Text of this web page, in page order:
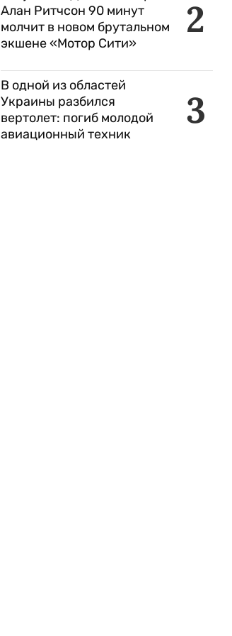
2
Алан Ритчсон 90 минут
молчит в новом брутальном
экшене «Мотор Сити»
3
В одной из областей
Украины разбился
вертолет: погиб молодой
авиационный техник